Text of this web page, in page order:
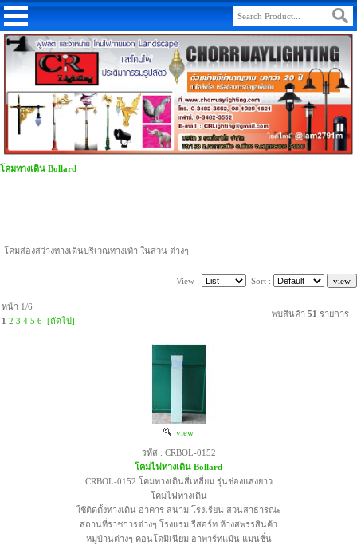
โคมทางเดิน Bollard
โคมส่องสว่างทางเดินบริเวณทางเท้า ในสวน ต่างๆ
View : Sort :
หน้า 1/6
1 2 3 4 5 6 [ถัดไป]
พบสินค้า 51 รายการ
view
รหัส : CRBOL-0152
โคมไฟทางเดิน Bollard
CRBOL-0152 โคมทางเดินสี่เหลี่ยม รุ่นช่องแสงยาว
โคมไฟทางเดิน
ใช้ติดตั้งทางเดิน อาคาร สนาม โรงเรียน สวนสาธารณะ
สถานที่ราชการต่างๆ โรงแรม รีสอร์ท ห้างสพรรสินค้า
หมู่บ้านต่างๆ คอนโดมิเนียม อาพาร์ทแม้น แมนชั่น